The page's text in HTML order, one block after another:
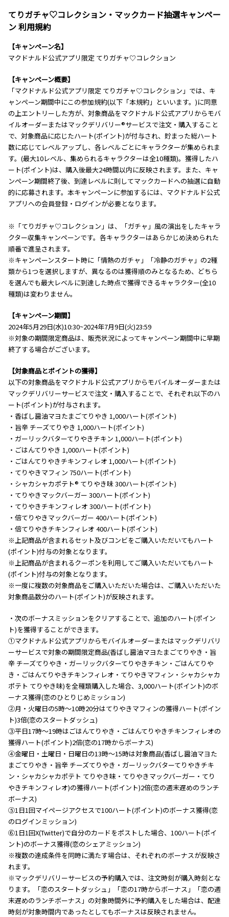
てりガチャ♡コレクション・マックカード抽選キャンペー
ン 利用規約
【キャンペーン名】
マクドナルド公式アプリ限定 てりガチャ♡コレクション
【キャンペーン概要】
「マクドナルド公式アプリ限定 てりガチャ♡コレクション」では、キ
ャンペーン期間中にこの参加規約(以下「本規約」といいます。)に同意
の上エントリーした方が、対象商品をマクドナルド公式アプリからモバ
イルオーダーまたはマックデリバリー®サービスで注文・購入すること
で、対象商品に応じたハート(ポイント)が付与され、貯まった総ハート
数に応じてレベルアップし、各レベルごとにキャラクターが集められま
す。(最大10レベル、集められるキャラクターは全10種類)。獲得したハ
ート(ポイント)は、購入後最大24時間以内に反映されます。また、キャ
ンペーン期間終了後、到達レベルに則してマックカードへの抽選に自動
的に応募されます。本キャンペーンに参加するには、マクドナルド公式
アプリへの会員登録・ログインが必要となります。
※「てりガチャ♡コレクション」は、「ガチャ」風の演出をしたキャラ
クター収集キャンペーンです。各キャラクターはあらかじめ決められた
順番で進呈されます。
※キャンペーンスタート時に「情熱のガチャ」「冷静のガチャ」の2種
類から1つを選択しますが、異なるのは獲得順のみとなるため、どちら
を選んでも最大レベルに到達した時点で獲得できるキャラクター(全10
種類)は変わりません。
【キャンペーン期間】
2024年5月29日(水)10:30~2024年7月9日(火)23:59
※対象の期間限定商品は、販売状況によってキャンペーン期間中に早期
終了する場合がございます。
【対象商品とポイントの獲得】
以下の対象商品をマクドナルド公式アプリからモバイルオーダーまたは
マックデリバリーサービスで注文・購入することで、それぞれ以下のハ
ート(ポイント)が付与されます。
・香ばし醤油マヨたまごてりやき 1,000ハート(ポイント)
・旨辛 チーズてりやき 1,000ハート(ポイント)
・ガーリックバターてりやきチキン 1,000ハート(ポイント)
・ごはんてりやき 1,000ハート(ポイント)
・ごはんてりやきチキンフィレオ 1,000ハート(ポイント)
・てりやきマフィン 750ハート(ポイント)
・シャカシャカポテト® てりやき味 300ハート(ポイント)
・てりやきマックバーガー 300ハート(ポイント)
・てりやきチキンフィレオ 300ハート(ポイント)
・倍てりやきマックバーガー 400ハート(ポイント)
・倍てりやきチキンフィレオ 400ハート(ポイント)
※上記商品が含まれるセット及びコンビをご購入いただいてもハート
(ポイント)付与の対象となります。
※上記商品が含まれるクーポンを利用してご購入いただいてもハート
(ポイント)付与の対象となります。
※一度に複数の対象商品をご購入いただいた場合は、ご購入いただいた
対象商品数分のハート(ポイント)が反映されます。
・次のボーナスミッションをクリアすることで、追加のハート(ポイン
ト)を獲得することができます。
①マクドナルド公式アプリからモバイルオーダーまたはマックデリバリ
ーサービスで対象の期間限定商品(香ばし醤油マヨたまごてりやき・旨
辛 チーズてりやき・ガーリックバターてりやきチキン・ごはんてりや
き・ごはんてりやきチキンフィレオ・てりやきマフィン・シャカシャカ
ポテト てりやき味)を全種類購入した場合、3,000ハート(ポイント)のボ
ーナス獲得(恋のひとりじめミッション)
②月・火曜日の5時～10時20分はてりやきマフィンの獲得ハート(ポイン
ト)3倍(恋のスタートダッシュ)
③平日17時～19時はごはんてりやき・ごはんてりやきチキンフィレオの
獲得ハート(ポイント)2倍(恋の17時からボーナス)
④金曜日・土曜日・日曜日の13時～15時は対象商品(香ばし醤油マヨた
まごてりやき・旨辛 チーズてりやき・ガーリックバターてりやきチキ
ン・シャカシャカポテト てりやき味・てりやきマックバーガー・てり
やきチキンフィレオ)の獲得ハート(ポイント)2倍(恋の週末遅めのランチ
ボーナス)
⑤1日1回マイページアクセスで100ハート(ポイント)のボーナス獲得(恋
のログインミッション)
⑥1日1回X(Twitter)で自分のカードをポストした場合、100ハート(ポイ
ント)のボーナス獲得(恋のシェアミッション)
※複数の達成条件を同時に満たす場合は、それぞれのボーナスが反映さ
れます。
※マックデリバリーサービスの予約購入では、注文時刻が購入時刻とな
ります。「恋のスタートダッシュ」「恋の17時からボーナス」「恋の週
末遅めのランチボーナス」の対象時間外に予約購入をした場合は、配達
時刻が対象時間内であったとしてもボーナスは反映されません。